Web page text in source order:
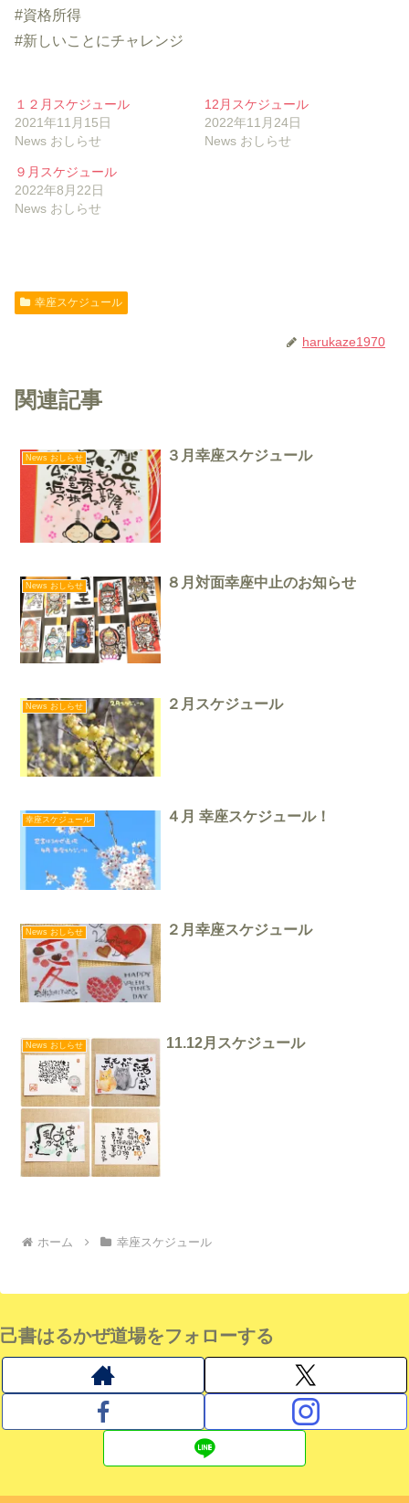
#資格所得
#新しいことにチャレンジ
１２月スケジュール
2021年11月15日
News おしらせ
12月スケジュール
2022年11月24日
News おしらせ
９月スケジュール
2022年8月22日
News おしらせ
幸座スケジュール
harukaze1970
関連記事
News おしらせ ３月幸座スケジュール
News おしらせ ８月対面幸座中止のお知らせ
News おしらせ ２月スケジュール
幸座スケジュール ４月 幸座スケジュール！
News おしらせ ２月幸座スケジュール
News おしらせ 11.12月スケジュール
ホーム 幸座スケジュール
己書はるかぜ道場をフォローする